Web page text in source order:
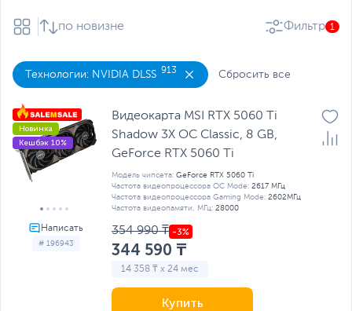
по новизне Фильтр 1
Технологии: NVIDIA DLSS 913 Сбросить все
# 196943
Новинка
Кешбэк 10%
Видеокарта MSI RTX 5060 Ti
Shadow 3X OC Classic, 8 GB,
GeForсe RTX 5060 Ti
Модель чипсета: GeForсe RTX 5060 Ti
Частота видеопроцессора OC Mode: 2617 МГц
Частота видеопроцессора Gaming Mode: 2602МГц
Частота видеопамяти, МГц: 28000
354 990 ₸
344 590 ₸
14 358 ₸ x 24 мес
Купить